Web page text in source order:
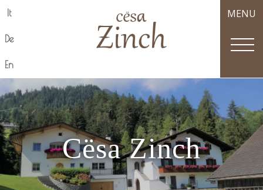
It
De
En
MENU
Cësa Zinch